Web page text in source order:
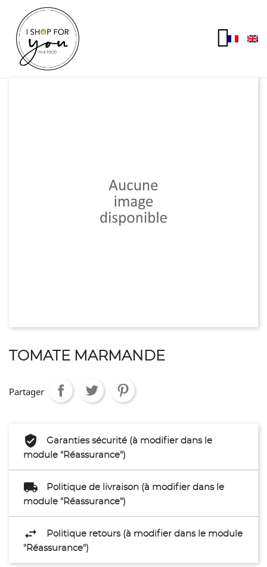
TOMATE MARMANDE
Partager
Garanties sécurité (à modifier dans le
module "Réassurance")
Politique de livraison (à modifier dans le
module "Réassurance")
Politique retours (à modifier dans le module
"Réassurance")